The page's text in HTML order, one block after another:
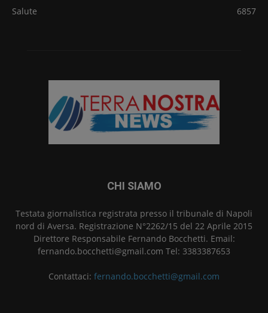
Salute
6857
CHI SIAMO
Testata giornalistica registrata presso il tribunale di Napoli
nord di Aversa. Registrazione N°2262/15 del 22 Aprile 2015
Direttore Responsabile Fernando Bocchetti. Email:
fernando.bocchetti@gmail.com Tel: 3383387653
Contattaci: fernando.bocchetti@gmail.com